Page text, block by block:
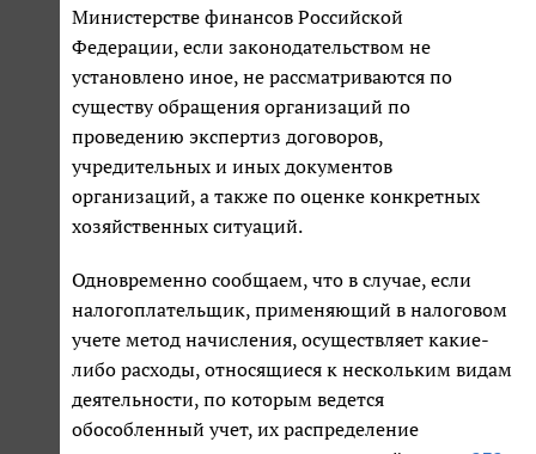
Министерстве финансов Российской
Федерации, если законодательством не
установлено иное, не рассматриваются по
существу обращения организаций по
проведению экспертиз договоров,
учредительных и иных документов
организаций, а также по оценке конкретных
хозяйственных ситуаций.
Одновременно сообщаем, что в случае, если
налогоплательщик, применяющий в налоговом
учете метод начисления, осуществляет какие-
либо расходы, относящиеся к нескольким видам
деятельности, по которым ведется
обособленный учет, их распределение